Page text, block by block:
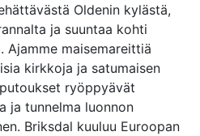
Oldenin kylästä,
ja suuntaa kohti
Ajamme maisemareittiä
kirkkoja ja satumaisen
ryöppyävät
ja tunnelma luonnon
Briksdal kuuluu Euroopan